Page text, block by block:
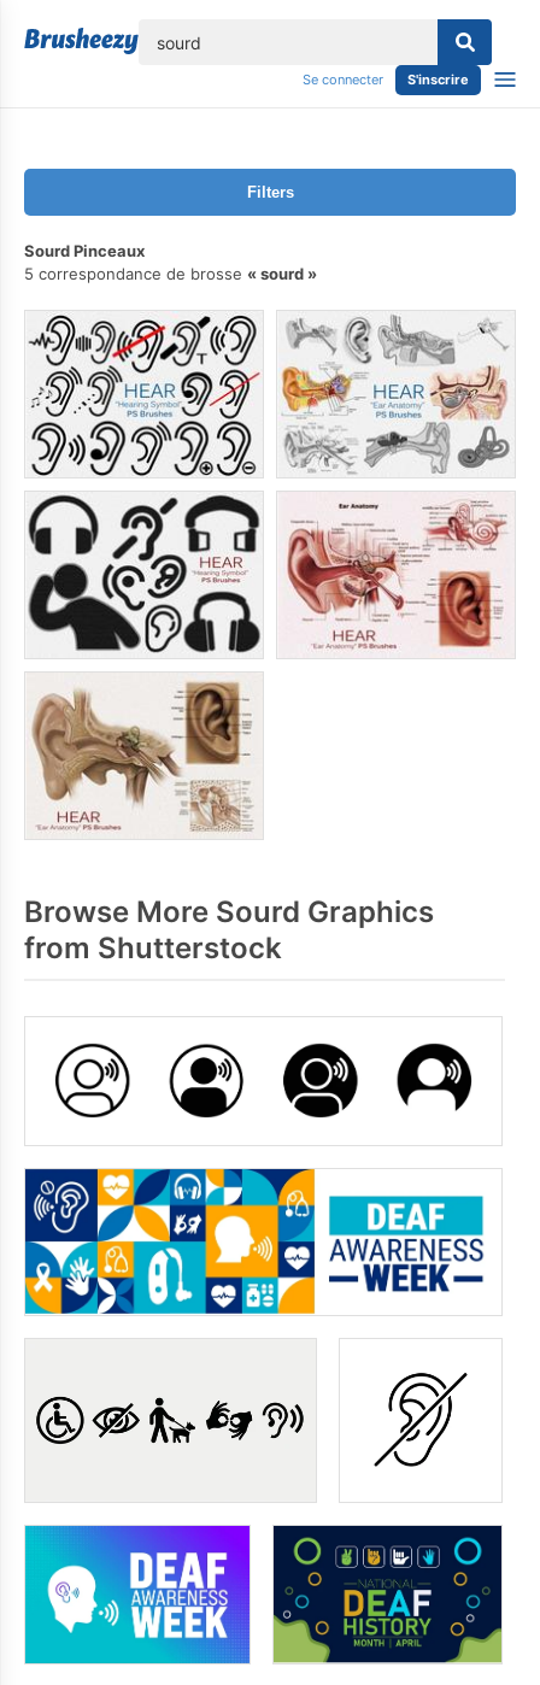
Se connecter S'inscrire
Filters
Sourd Pinceaux
5 correspondance de brosse
sourd
Browse More Sourd Graphics
from Shutterstock